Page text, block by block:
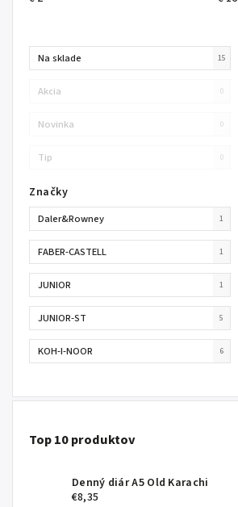
Na sklade 15
Akcia 0
Novinka 0
Tip 0
Značky
Daler&Rowney 1
FABER-CASTELL 1
JUNIOR 1
JUNIOR-ST 5
KOH-I-NOOR 6
Top 10 produktov
Denný diár A5 Old Karachi
€8,35